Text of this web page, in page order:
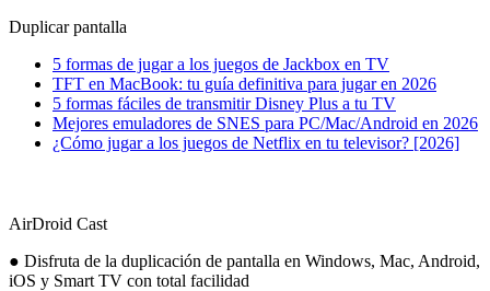
Duplicar pantalla
5 formas de jugar a los juegos de Jackbox en TV
TFT en MacBook: tu guía definitiva para jugar en 2026
5 formas fáciles de transmitir Disney Plus a tu TV
Mejores emuladores de SNES para PC/Mac/Android en 2026
¿Cómo jugar a los juegos de Netflix en tu televisor? [2026]
AirDroid Cast
● Disfruta de la duplicación de pantalla en Windows, Mac, Android,
iOS y Smart TV con total facilidad